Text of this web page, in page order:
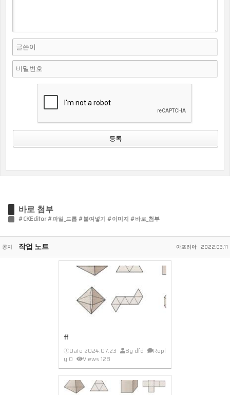
바로 첨부
#CKEditor #파일_드롭 #붙여넣기 #이미지 #바로_첨부
공지 작업 노트 아포리아 2022.03.11
ff
Date 2024.07.23 By dfd
Repl
y 0 Views 128